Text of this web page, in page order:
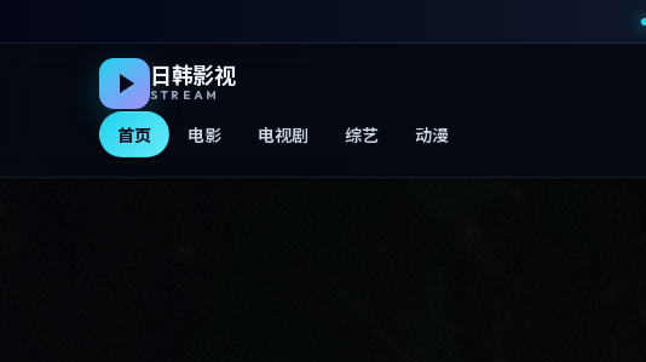
日韩影视
STREAM
首页 电影 电视剧 综艺 动漫